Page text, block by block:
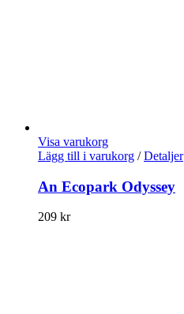
Visa varukorg
Lägg till i varukorg / Detaljer
An Ecopark Odyssey
209 kr